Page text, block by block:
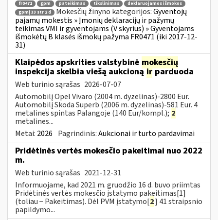
fr0471 gpm pateikimas tikslinimas
deklaruojamos išmokos
gpmį 33 str 2 d
Mokesčių žinyno kategorijos:Gyventojų
pajamų mokestis » Įmonių deklaracijų ir pažymų
teikimas VMI ir gyventojams (V skyrius) » Gyventojams
išmokėtų B klasės išmokų pažyma FR0471 (iki 2017-12-
31)
Klaipėdos apskrities valstybinė mokesčių
inspekcija skelbia viešą aukcionąirparduoda
Web turinio sąrašas 2026-07-07
Automobilį Opel Vivaro (2004 m. dyzelinas)-2800 Eur.
Automobilį Skoda Superb (2006 m. dyzelinas)-581 Eur. 4
metalines spintas Palangoje (140 Eur/kompl.); 2
metalines...
Metai: 2026 Pagrindinis:Aukcionai ir turto pardavimai
Pridėtinės vertės mokesčio pakeitimai nuo 2022
m.
Web turinio sąrašas 2021-12-31
Informuojame, kad 2021 m. gruodžio 16 d. buvo priimtas
Pridėtinės vertės mokesčio įstatymo pakeitimas[1]
(toliau − Pakeitimas). Dėl PVM įstatymo[2] 41 straipsnio
papildymo...